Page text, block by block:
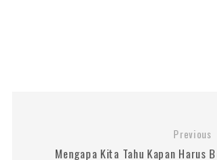
Previous
Mengapa Kita Tahu Kapan Harus